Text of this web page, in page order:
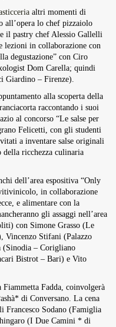
altri momenti di
all’opera lo chef pizzaiolo
il pastry chef Alessio Gallelli
lezioni in collaborazione con
degustazione” con Ciro
Dom Carella; quindi
Giardino – Firenze).
alla scoperta della
raccontando i suoi
al concorso “Le salse per
Felicetti, con gli studenti
a inventare salse originali
della ricchezza culinaria
dell’area espositiva “Only
in collaborazione
e alimentare con la
gli assaggi nell’area
con Simone Grasso (Le
Vincenzo Stifani (Palazzo
(Sinodia – Corigliano
Bistrot – Bari) e Vito
Fadda, coinvolgerà
di Conversano. La cena
Francesco Sodano (Famiglia
(I Due Camini * di